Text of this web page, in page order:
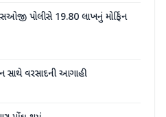
પોલીસે 19.80 લાખનું મોર્ફિન
વરસાદની આગાહી